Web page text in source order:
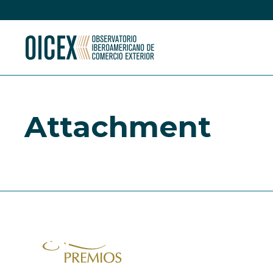
Attachment